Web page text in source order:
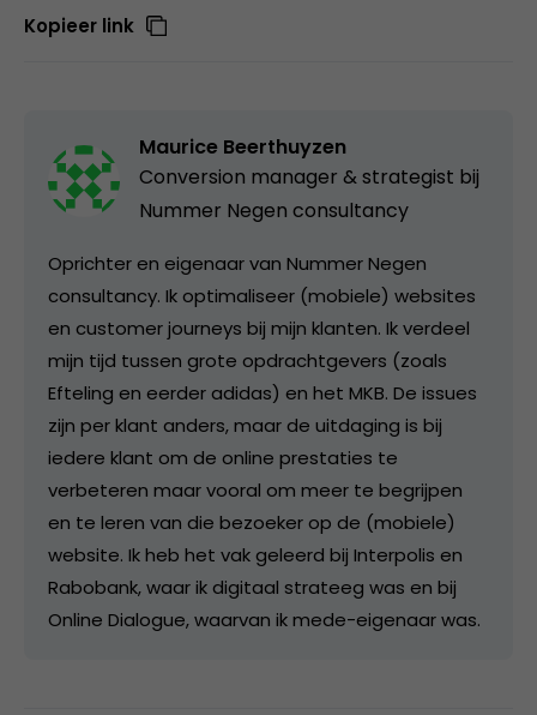
Kopieer link
Maurice Beerthuyzen
Conversion manager & strategist bij
Nummer Negen consultancy
Oprichter en eigenaar van Nummer Negen
consultancy. Ik optimaliseer (mobiele) websites
en customer journeys bij mijn klanten. Ik verdeel
mijn tijd tussen grote opdrachtgevers (zoals
Efteling en eerder adidas) en het MKB. De issues
zijn per klant anders, maar de uitdaging is bij
iedere klant om de online prestaties te
verbeteren maar vooral om meer te begrijpen
en te leren van die bezoeker op de (mobiele)
website. Ik heb het vak geleerd bij Interpolis en
Rabobank, waar ik digitaal strateeg was en bij
Online Dialogue, waarvan ik mede-eigenaar was.